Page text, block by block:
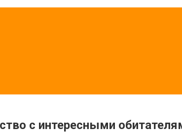
с интересными